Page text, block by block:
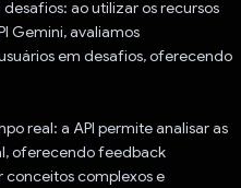
ao utilizar os recursos
Gemini, avaliamos
em desafios, oferecendo
real: a API permite analisar as
oferecendo feedback
complexos e